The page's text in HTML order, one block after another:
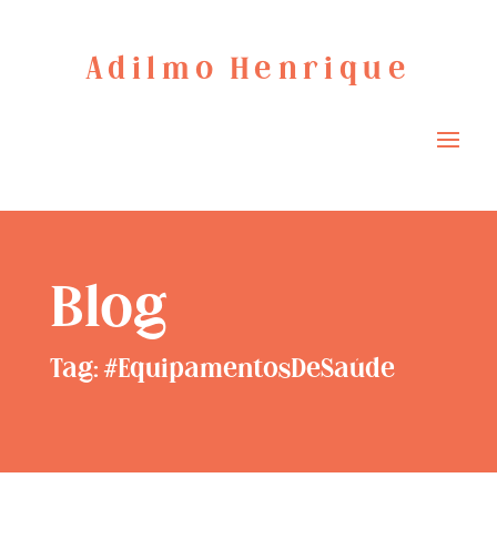
Adilmo Henrique
Blog
Tag: #EquipamentosDeSaúde